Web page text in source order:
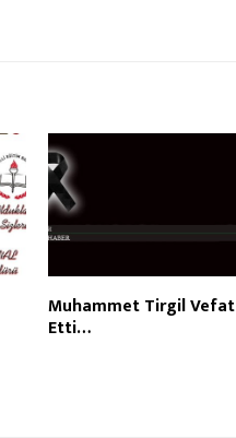
Muhammet Tirgil Vefat
Etti…